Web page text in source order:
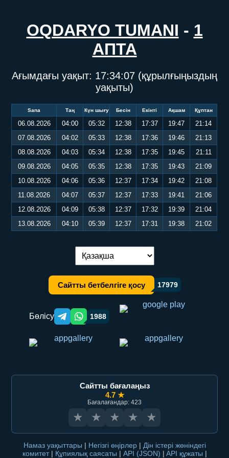
OQDARYO TUMANI - 1
АПТА
Ағымдағы уақыт: 17:34:07 (құрылғыңыздың
уақыты)
Sana Таң Күн шығу Бесін Екінті Ақшам Құптан
06.08.2026 04:00 05:32 12:38 17:37 19:47
21:14
07.08.2026
04:02 05:33 12:38 17:36 19:46
21:13
08.08.2026
04:03 05:34 12:38 17:35 19:45
21:11
09.08.2026
04:05 05:35 12:38 17:35 19:43
21:09
10.08.2026
04:06 05:36 12:37 17:34 19:42
21:08
11.08.2026
04:07 05:37 12:37 17:33 19:41
21:06
12.08.2026
04:09 05:38 12:37 17:32 19:39
21:04
13.08.2026
04:10 05:39 12:37 17:31 19:38 21:02
Тілді ауыстыру:
Сайтты бетбелгіге қосу 17979
Бөлісу Telegram orqali ulashish
WhatsApp orqali ulashish
1988
Сайтты бағалаңыз
4.7 ★
Бағалағандар: 423
★ ★ ★ ★ ★
Намаз уақыттары | Негізгі өңірлер | Дін істері жөніндегі
комитет | Құпиялық саясаты | API (JSON) | API құжаты |